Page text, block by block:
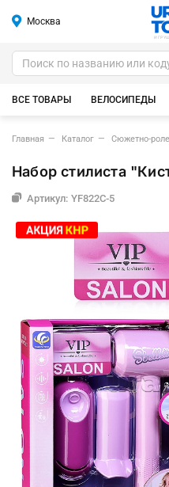
Москва
ВСЕ ТОВАРЫ ВЕЛОСИПЕДЫ
Главная Каталог Сюжетно-
Набор стилиста
Артикул: YF822C-5